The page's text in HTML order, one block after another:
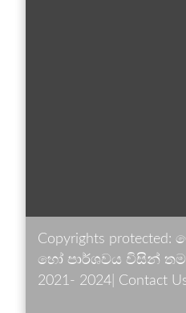
Copyrights
හෝ පාර්ශවය විසින්
2021- 2024| Contact